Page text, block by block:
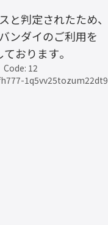
と判定されたため、
ンダイのご利用を
おります。
Code: 12
1q5vv25tozum22dt9